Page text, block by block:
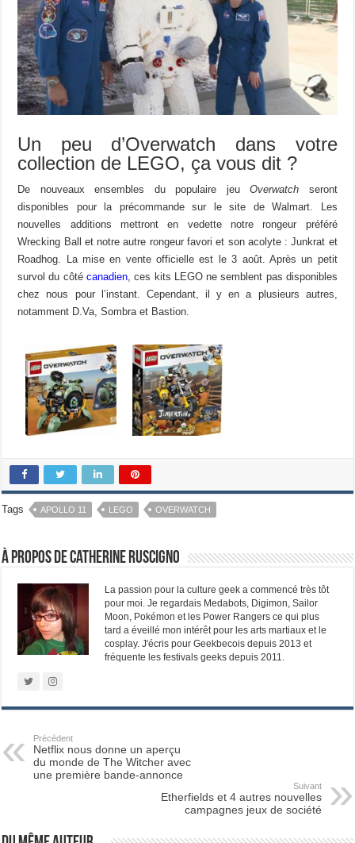
Un peu d’Overwatch dans votre
collection de LEGO, ça vous dit ?
De nouveaux ensembles du populaire jeuOverwatch seront
disponibles pour la précommande sur le site de Walmart. Les
nouvelles additions mettront en vedette notre rongeur préféré
Wrecking Ball et notre autre rongeur favori et son acolyte : Junkrat et
Roadhog. La mise en vente officielle est le 3 août. Après un petit
survol du côté canadien, ces kits LEGO ne semblent pas disponibles
chez nous pour l’instant. Cependant, il y en a plusieurs autres,
notamment D.Va, Sombra et Bastion.
Tags APOLLO 11 LEGO OVERWATCH
À propos de Catherine Ruscigno
La passion pour la culture geek a commencé très tôt
pour moi. Je regardais Medabots, Digimon, Sailor
Moon, Pokémon et les Power Rangers ce qui plus
tard a éveillé mon intérêt pour les arts martiaux et le
cosplay. J'écris pour Geekbecois depuis 2013 et
fréquente les festivals geeks depuis 2011.
Précédent
Netflix nous donne un aperçu
du monde de The Witcher avec
une première bande-annonce
Suivant
Etherfields et 4 autres nouvelles
campagnes jeux de société